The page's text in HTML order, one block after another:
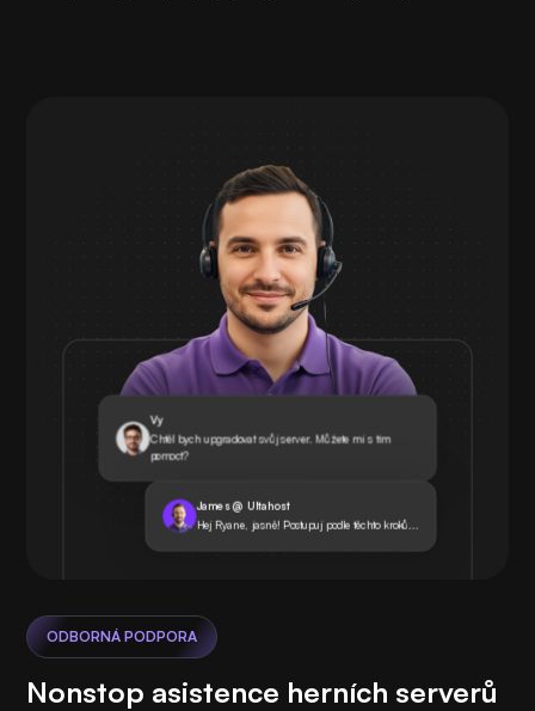
Vy
Chtěl bych upgradovat svůj server. Můžete mi s tím
pomoct?
James @ Ultahost
Hej Ryane, jasně! Postupuj podle těchto kroků...
ODBORNÁ PODPORA
Nonstop asistence herních serverů